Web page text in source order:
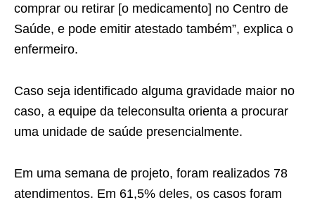
comprar ou retirar [o medicamento] no Centro de
Saúde, e pode emitir atestado também”, explica o
enfermeiro.
Caso seja identificado alguma gravidade maior no
caso, a equipe da teleconsulta orienta a procurar
uma unidade de saúde presencialmente.
Em uma semana de projeto, foram realizados 78
atendimentos. Em 61,5% deles, os casos foram